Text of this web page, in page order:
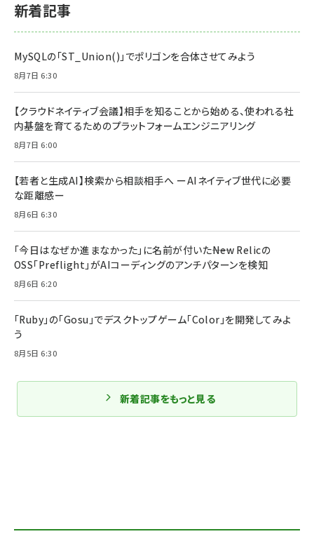
新着記事
MySQLの「ST_Union()」でポリゴンを合体させてみよう
8月7日 6:30
【クラウドネイティブ会議】相手を知ることから始める、使われる社
内基盤を育てるためのプラットフォームエンジニアリング
8月7日 6:00
【若者と生成AI】検索から相談相手へ ーAIネイティブ世代に必要
な距離感ー
8月6日 6:30
「今日はなぜか進まなかった」に名前が付いた――New Relicの
OSS「Preflight」がAIコーディングのアンチパターンを検知
8月6日 6:20
「Ruby」の「Gosu」でデスクトップゲーム「Color」を開発してみよ
う
8月5日 6:30
新着記事をもっと見る